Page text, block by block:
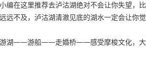
编在这里推荐去泸沽湖绝对不会让你失望，比
远不及，泸沽湖清澈见底的湖水一定会让你觉
游湖——游船——走婚桥——感受摩梭文化，大